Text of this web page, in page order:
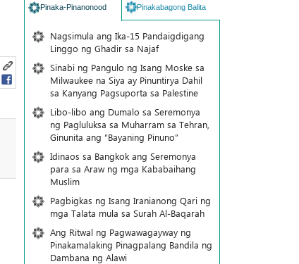
Pinaka-Pinanonood Pinakabagong Balita
Nagsimula ang Ika-15 Pandaigdigang
Linggo ng Ghadir sa Najaf
Sinabi ng Pangulo ng Isang Moske sa
Milwaukee na Siya ay Pinuntirya Dahil
sa Kanyang Pagsuporta sa Palestine
Libo-libo ang Dumalo sa Seremonya
ng Pagluluksa sa Muharram sa Tehran,
Ginunita ang “Bayaning Pinuno”
Idinaos sa Bangkok ang Seremonya
para sa Araw ng mga Kababaihang
Muslim
Pagbigkas ng Isang Iranianong Qari ng
mga Talata mula sa Surah Al-Baqarah
Ang Ritwal ng Pagwawagayway ng
Pinakamalaking Pinagpalang Bandila ng
Dambana ng Alawi